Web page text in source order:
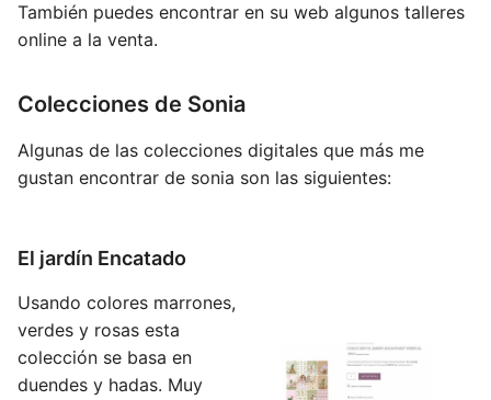
También puedes encontrar en su web algunos talleres
online a la venta.
Colecciones de Sonia
Algunas de las colecciones digitales que más me
gustan encontrar de sonia son las siguientes:
El jardín Encatado
Usando colores marrones,
verdes y rosas esta
colección se basa en
duendes y hadas. Muy